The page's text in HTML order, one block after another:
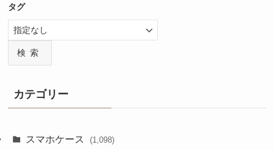
タグ
検索
カテゴリー
スマホケース (1,098)